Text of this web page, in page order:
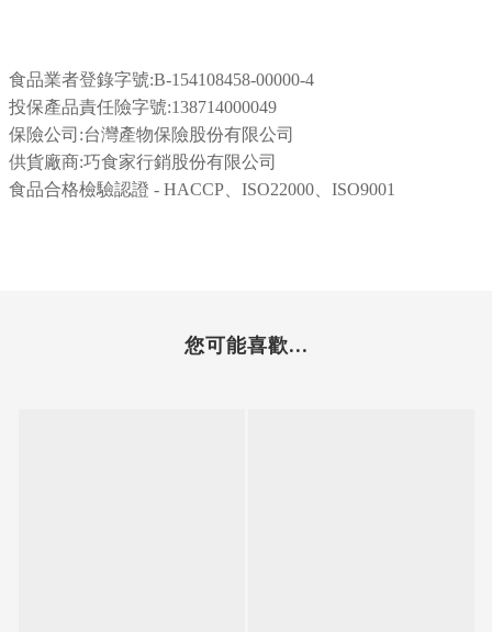
食品業者登錄字號:B-154108458-00000-4
投保產品責任險字號:138714000049
保險公司:台灣產物保險股份有限公司
供貨廠商:巧食家行銷股份有限公司
食品合格檢驗認證 - HACCP、ISO22000、ISO9001
您可能喜歡...